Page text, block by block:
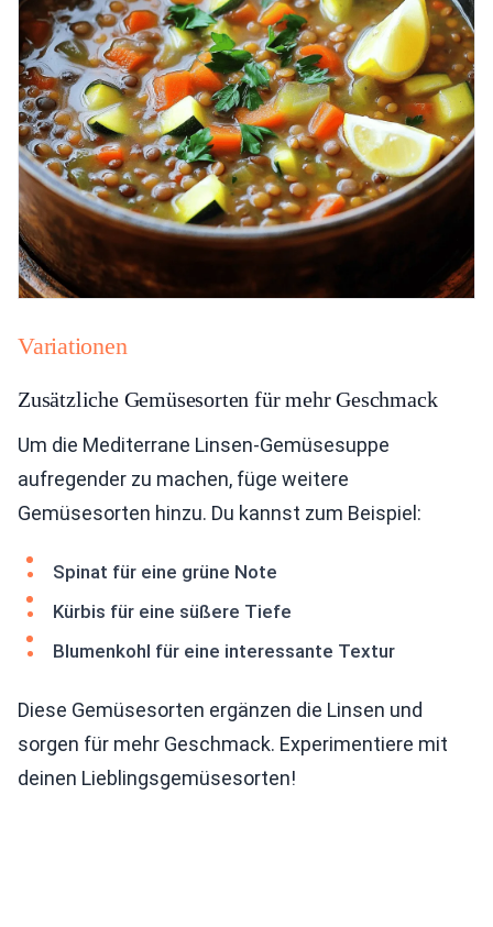
Variationen
Zusätzliche Gemüsesorten für mehr Geschmack
Um die Mediterrane Linsen-Gemüsesuppe
aufregender zu machen, füge weitere
Gemüsesorten hinzu. Du kannst zum Beispiel:
Spinat für eine grüne Note
Kürbis für eine süßere Tiefe
Blumenkohl für eine interessante Textur
Diese Gemüsesorten ergänzen die Linsen und
sorgen für mehr Geschmack. Experimentiere mit
deinen Lieblingsgemüsesorten!